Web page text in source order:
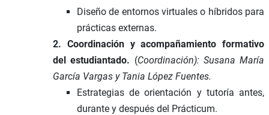
Diseño de entornos virtuales o híbridos para
prácticas externas.
2. Coordinación y acompañamiento formativo
del estudiantado. (Coordinación): Susana María
García Vargas y Tania López Fuentes.
Estrategias de orientación y tutoría antes,
durante y después del Prácticum.